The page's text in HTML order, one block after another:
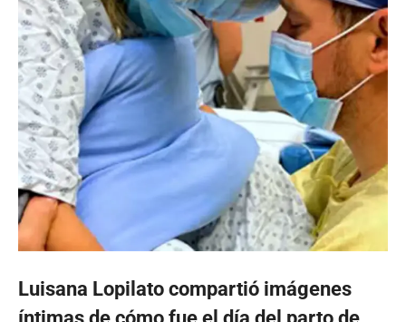
Luisana Lopilato compartió imágenes